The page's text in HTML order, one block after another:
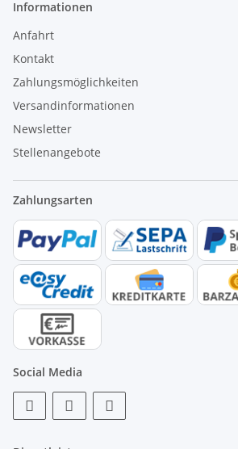
Informationen
Anfahrt
Kontakt
Zahlungsmöglichkeiten
Versandinformationen
Newsletter
Stellenangebote
Zahlungsarten
Social Media